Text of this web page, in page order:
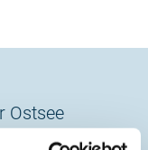
Ostsee
Besuch für die
die in
Quiz für